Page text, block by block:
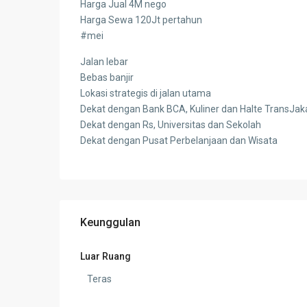
Harga Jual 4M nego
Harga Sewa 120Jt pertahun
#mei
Jalan lebar
Bebas banjir
Lokasi strategis di jalan utama
Dekat dengan Bank BCA, Kuliner dan Halte
Dekat dengan Rs, Universitas dan Sekolah
Dekat dengan Pusat Perbelanjaan dan Wisata
Keunggulan
Luar Ruang
Teras